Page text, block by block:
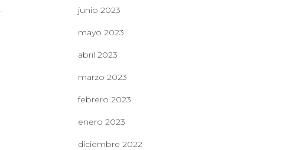
junio 2023
mayo 2023
abril 2023
marzo 2023
febrero 2023
enero 2023
diciembre 2022